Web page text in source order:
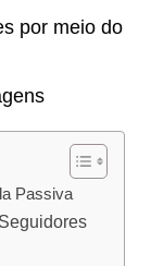
por meio do
Passiva